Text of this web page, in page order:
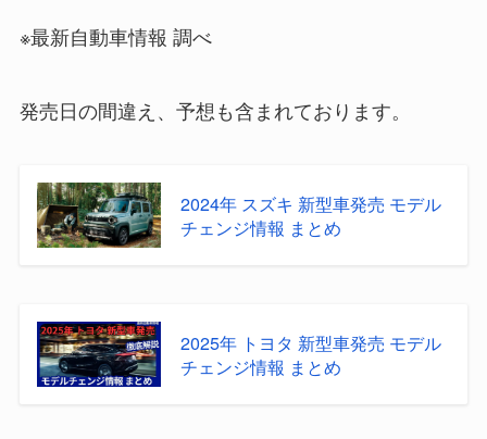
※最新自動車情報 調べ
発売日の間違え、予想も含まれております。
2024年 スズキ 新型車発売 モデル
チェンジ情報 まとめ
2025年 トヨタ 新型車発売 モデル
チェンジ情報 まとめ